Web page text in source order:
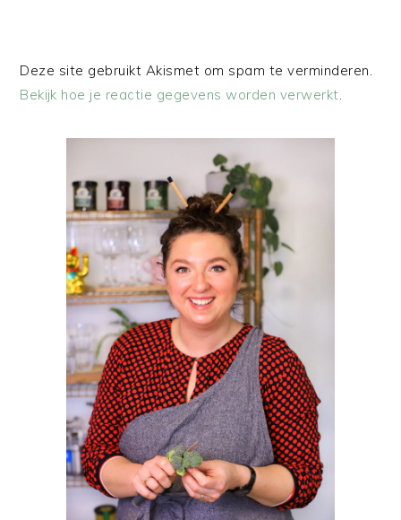
Deze site gebruikt Akismet om spam te verminderen.
Bekijk hoe je reactie gegevens worden verwerkt.